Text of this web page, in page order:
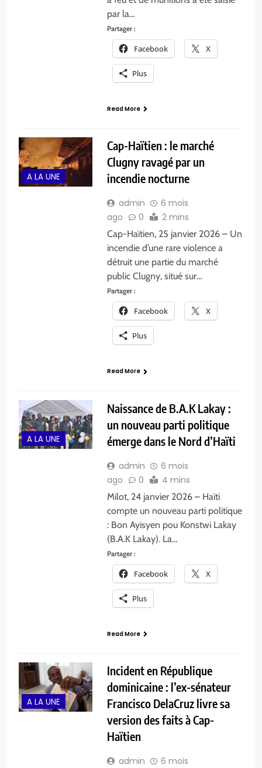
par la…
Partager :
Facebook X
Plus
Read More
A LA UNE
Cap-Haïtien : le marché
Clugny ravagé par un
incendie nocturne
admin
6 mois
ago
0 2 mins
Cap-Haïtien, 25 janvier 2026 – Un
incendie d’une rare violence a
détruit une partie du marché
public Clugny, situé sur…
Partager :
Facebook X
Plus
Read More
A LA UNE
Naissance de B.A.K Lakay :
un nouveau parti politique
émerge dans le Nord d’Haïti
admin
6 mois
ago
0 4 mins
Milot, 24 janvier 2026 – Haïti
compte un nouveau parti politique
: Bon Ayisyen pou Konstwi Lakay
(B.A.K Lakay). La…
Partager :
Facebook X
Plus
Read More
A LA UNE
Incident en République
dominicaine : l’ex-sénateur
Francisco DelaCruz livre sa
version des faits à Cap-
Haïtien
admin 6 mois